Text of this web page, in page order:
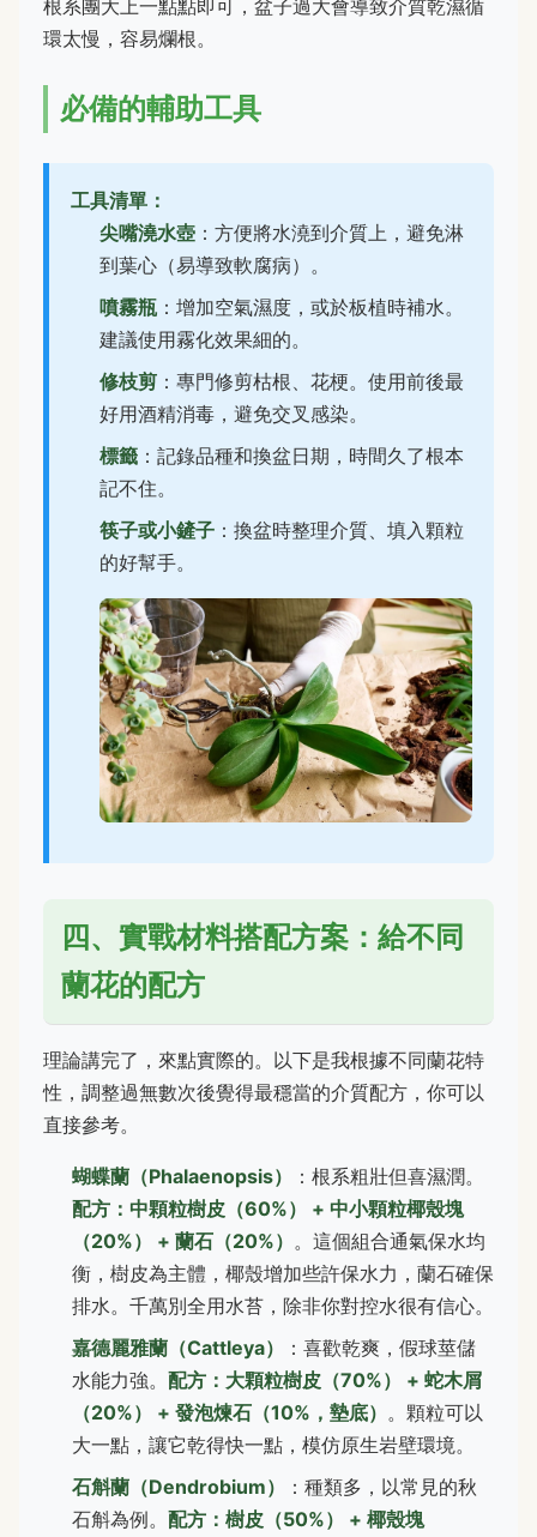
根系團大上一點點即可，盆子過大會導致介質乾濕循
環太慢，容易爛根。
必備的輔助工具
工具清單：
尖嘴澆水壺 ：方便將水澆到介質上，避免淋
到葉心（易導致軟腐病）。
噴霧瓶 ：增加空氣濕度，或於板植時補水。
建議使用霧化效果細的。
修枝剪 ：專門修剪枯根、花梗。使用前後最
好用酒精消毒，避免交叉感染。
標籤 ：記錄品種和換盆日期，時間久了根本
記不住。
筷子或小鏟子 ：換盆時整理介質、填入顆粒
的好幫手。
四、實戰材料搭配方案：給不同
蘭花的配方
理論講完了，來點實際的。以下是我根據不同蘭花特
性，調整過無數次後覺得最穩當的介質配方，你可以
直接參考。
蝴蝶蘭（Phalaenopsis）
：根系粗壯但喜濕潤。
配方：中顆粒樹皮（60%） + 中小顆粒椰殼塊
（20%） + 蘭石（20%） 。這個組合通氣保水均
衡，樹皮為主體，椰殼增加些許保水力，蘭石確保
排水。千萬別全用水苔，除非你對控水很有信心。
嘉德麗雅蘭（Cattleya）
：喜歡乾爽，假球莖儲
水能力強。 配方：大顆粒樹皮（70%） + 蛇木屑
（20%） + 發泡煉石（10%，墊底） 。顆粒可以
大一點，讓它乾得快一點，模仿原生岩壁環境。
石斛蘭（Dendrobium）
：種類多，以常見的秋
石斛為例。 配方：樹皮（50%） + 椰殼塊